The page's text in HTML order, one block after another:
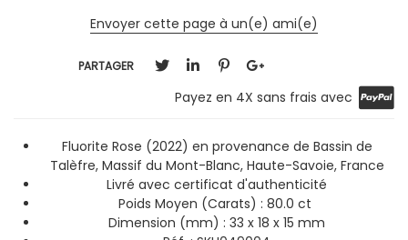
Envoyer cette page à un(e) ami(e)
PARTAGER
Payez en 4X sans frais avec
Fluorite Rose (2022) en provenance de Bassin de
Talèfre, Massif du Mont-Blanc, Haute-Savoie, France
Livré avec certificat d'authenticité
Poids Moyen (Carats) : 80.0 ct
Dimension (mm) : 33 x 18 x 15 mm